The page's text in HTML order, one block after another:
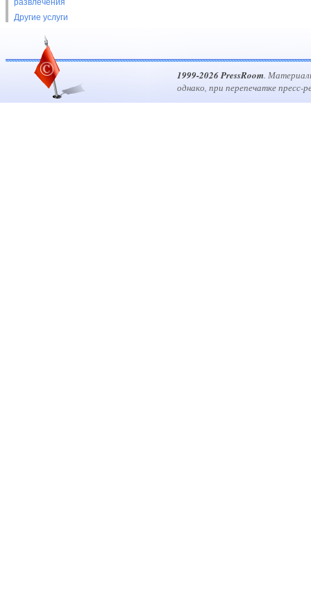
развлечения
Другие услуги
1999-2026 PressRoom.
однако, при перепечатке пресс-